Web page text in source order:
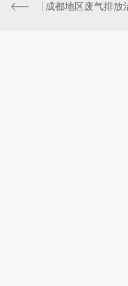
成都地区废气排放